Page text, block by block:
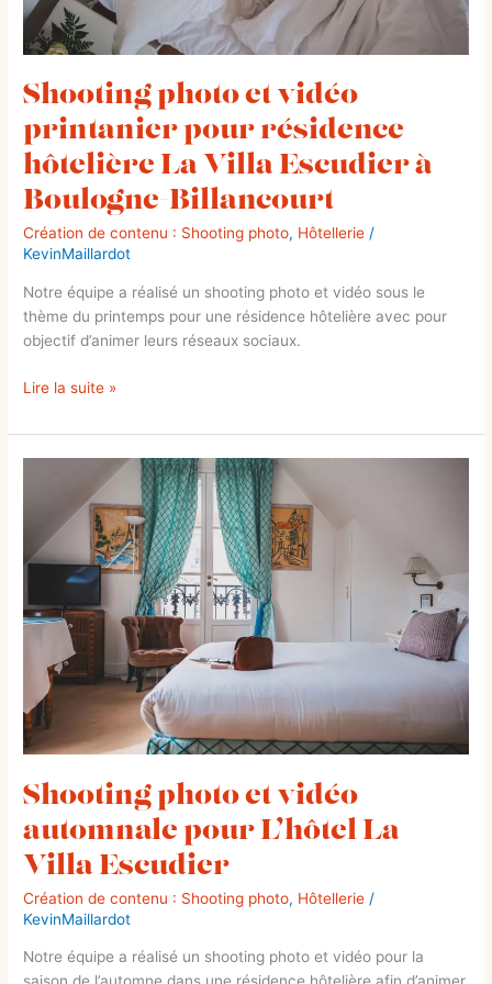
Shooting photo et vidéo
printanier pour résidence
hôtelière La Villa Escudier à
Boulogne-Billancourt
Création de contenu : Shooting photo, Hôtellerie /
KevinMaillardot
Notre équipe a réalisé un shooting photo et vidéo sous le
thème du printemps pour une résidence hôtelière avec pour
objectif d’animer leurs réseaux sociaux.
Escudier
Boulogne-
Billancourt
Lire la suite »
Shooting photo et vidéo
automnale pour L’hôtel La
Villa Escudier
Création de contenu : Shooting photo, Hôtellerie /
KevinMaillardot
Notre équipe a réalisé un shooting photo et vidéo pour la
vidéo
automnale
L’hôtel
Villa
Escudier